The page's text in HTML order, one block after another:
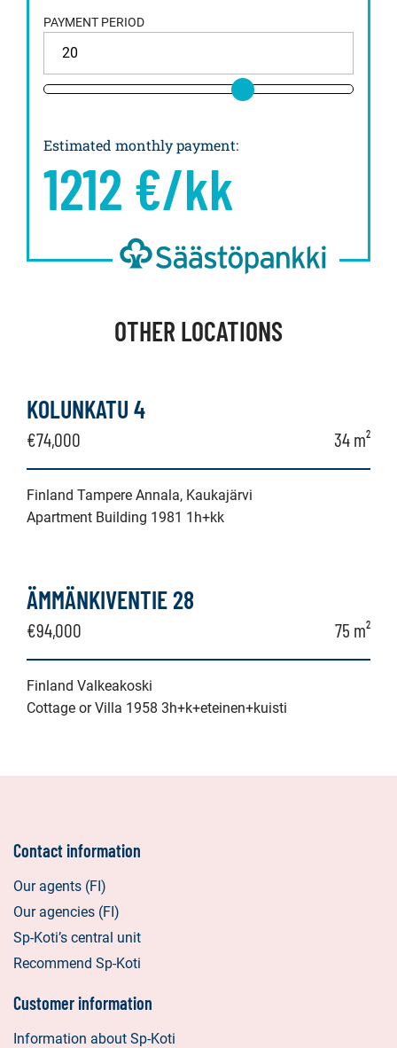
PAYMENT PERIOD
Estimated monthly payment:
1212 €/kk
OTHER LOCATIONS
KOLUNKATU 4
€74,000 34 m²
Finland Tampere Annala, Kaukajärvi
Apartment Building 1981 1h+kk
ÄMMÄNKIVENTIE 28
€94,000 75 m²
Finland Valkeakoski
Cottage or Villa 1958 3h+k+eteinen+kuisti
Contact information
Our agents (FI)
Our agencies (FI)
Sp-Koti’s central unit
Recommend Sp-Koti
Customer information
Information about Sp-Koti